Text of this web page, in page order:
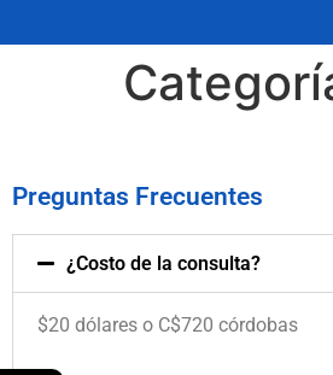
Preguntas Frecuentes
¿Costo de la consulta?
$20 dólares o C$720 córdobas